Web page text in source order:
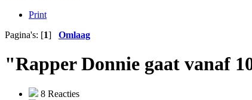
Print
Pagina's: [1] Omlaag
"Rapper Donnie gaat vanaf
8 Reacties